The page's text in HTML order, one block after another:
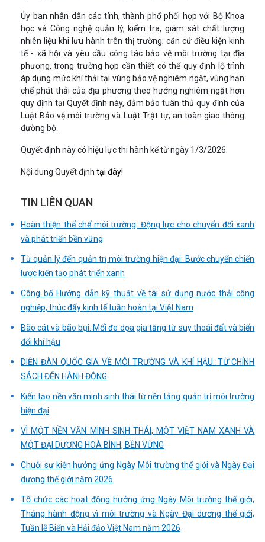
Ủy ban nhân dân các tỉnh, thành phố phối hợp với Bộ Khoa
học và Công nghệ quản lý, kiểm tra, giám sát chất lượng
nhiên liệu khi lưu hành trên thị trường; căn cứ điều kiện kinh
tế - xã hội và yêu cầu công tác bảo vệ môi trường tại địa
phương, trong trường hợp cần thiết có thể quy định lộ trình
áp dụng mức khí thải tại vùng bảo vệ nghiêm ngặt, vùng hạn
chế phát thải của địa phương theo hướng nghiêm ngặt hơn
quy định tại Quyết định này, đảm bảo tuân thủ quy định của
Luật Bảo vệ môi trường và Luật Trật tự, an toàn giao thông
đường bộ.
Quyết định này có hiệu lực thi hành kể từ ngày 1/3/2026.
Nội dung Quyết định tại đây!
TIN LIÊN QUAN
Hoàn thiện thể chế môi trường: Động lực cho chuyển đổi xanh
và phát triển bền vững
Từ quản lý đến quản trị môi trường hiện đại: Bước chuyển chiến
lược kiến tạo phát triển xanh
Công bố Hướng dẫn kỹ thuật về tái sử dụng nước thải công
nghiệp, thúc đẩy kinh tế tuần hoàn tại Việt Nam
Bão cát và bão bụi: Mối đe dọa gia tăng từ suy thoái đất và biến
đổi khí hậu
DIỄN ĐÀN QUỐC GIA VỀ MÔI TRƯỜNG VÀ KHÍ HẬU: TỪ CHÍNH
SÁCH ĐẾN HÀNH ĐỘNG
Kiến tạo nền văn minh sinh thái từ nền tảng quản trị môi trường
hiện đại
VÌ MỘT NỀN VĂN MINH SINH THÁI, MỘT VIỆT NAM XANH VÀ
MỘT ĐẠI DƯƠNG HOÀ BÌNH, BỀN VỮNG
Chuỗi sự kiện hưởng ứng Ngày Môi trường thế giới và Ngày Đại
dương thế giới năm 2026
Tổ chức các hoạt động hưởng ứng Ngày Môi trường thế giới,
Tháng hành động vì môi trường và Ngày Đại dương thế giới,
Tuần lễ Biển và Hải đảo Việt Nam năm 2026